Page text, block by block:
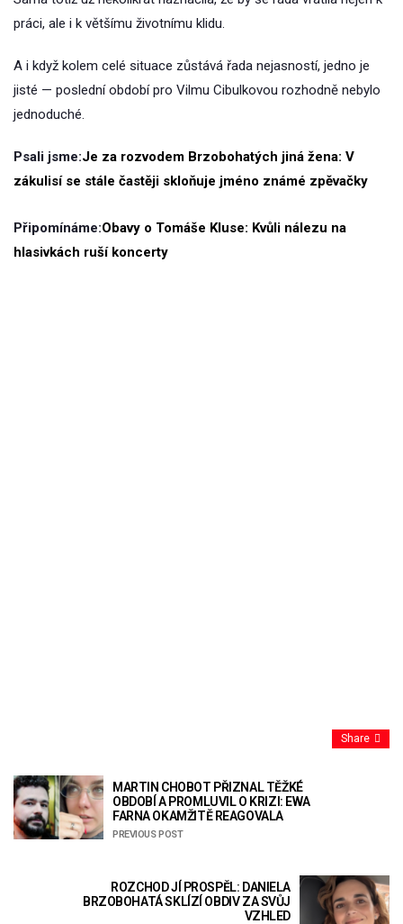
práci, ale i k většímu životnímu klidu.
A i když kolem celé situace zůstává řada nejasností, jedno je
jisté — poslední období pro Vilmu Cibulkovou rozhodně nebylo
jednoduché.
Psali jsme:Je za rozvodem Brzobohatých jiná žena: V
zákulisí se stále častěji skloňuje jméno známé zpěvačky
Připomínáme:Obavy o Tomáše Kluse: Kvůli nálezu na
hlasivkách ruší koncerty
Share
MARTIN CHOBOT PŘIZNAL TĚŽKÉ
OBDOBÍ A PROMLUVIL O KRIZI: EWA
FARNA OKAMŽITĚ REAGOVALA
PREVIOUS POST
ROZCHOD JÍ PROSPĚL: DANIELA
BRZOBOHATÁ SKLÍZÍ OBDIV ZA SVŮJ
VZHLED